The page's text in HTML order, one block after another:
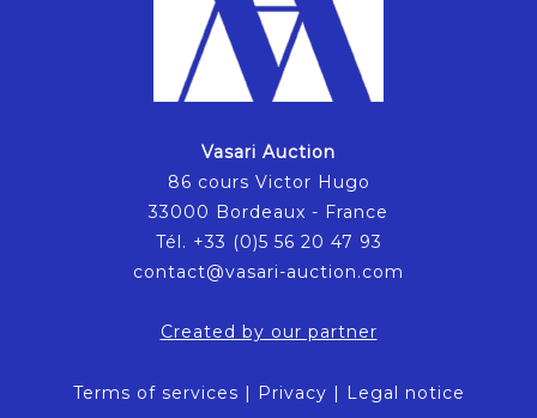
Vasari Auction
86 cours Victor Hugo
33000 Bordeaux - France
Tél. +33 (0)5 56 20 47 93
contact@vasari-auction.com
Created by our partner
Terms of services | Privacy | Legal notice